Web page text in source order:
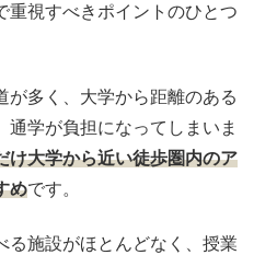
重視すべきポイントのひとつ
が多く、大学から距離のある
通学が負担になってしまいま
け大学から近い徒歩圏内のア
めです。
る施設がほとんどなく、授業